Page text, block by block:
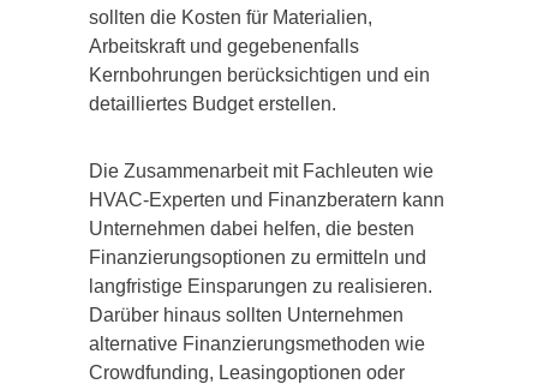
sollten die Kosten für Materialien,
Arbeitskraft und gegebenenfalls
Kernbohrungen berücksichtigen und ein
detailliertes Budget erstellen.
Die Zusammenarbeit mit Fachleuten wie
HVAC-Experten und Finanzberatern kann
Unternehmen dabei helfen, die besten
Finanzierungsoptionen zu ermitteln und
langfristige Einsparungen zu realisieren.
Darüber hinaus sollten Unternehmen
alternative Finanzierungsmethoden wie
Crowdfunding, Leasingoptionen oder